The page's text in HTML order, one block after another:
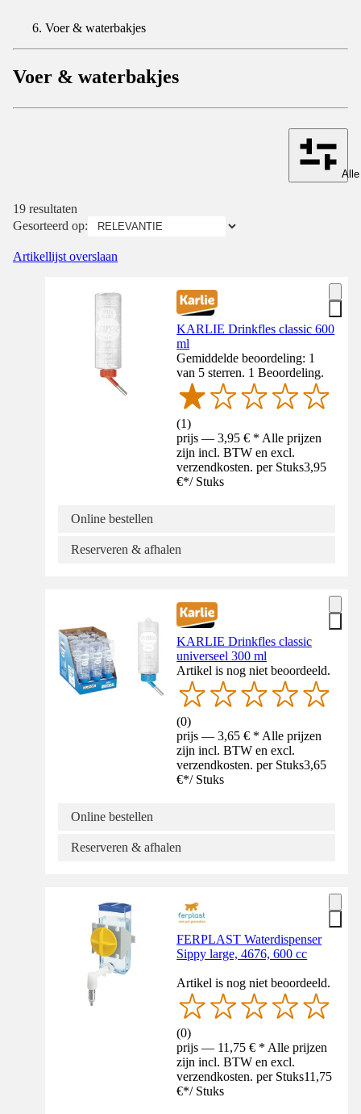
Voer & waterbakjes
Voer & waterbakjes
19 resultaten
Gesorteerd op:
Artikellijst overslaan
KARLIE Drinkfles classic 600
ml
Gemiddelde beoordeling: 1
van 5 sterren. 1 Beoordeling.
(1)
prijs — 3,95 € * Alle prijzen
zijn incl. BTW en excl.
verzendkosten. per Stuks3,95
€*/ Stuks
Online bestellen
Reserveren & afhalen
KARLIE Drinkfles classic
universeel 300 ml
Artikel is nog niet beoordeeld.
(0)
prijs — 3,65 € * Alle prijzen
zijn incl. BTW en excl.
verzendkosten. per Stuks3,65
€*/ Stuks
Online bestellen
Reserveren & afhalen
FERPLAST Waterdispenser
Sippy large, 4676, 600 cc
Artikel is nog niet beoordeeld.
(0)
prijs — 11,75 € * Alle prijzen
zijn incl. BTW en excl.
verzendkosten. per Stuks11,75
€*/ Stuks